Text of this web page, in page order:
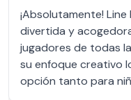
¡Absolutamente!
divertida y
jugadores de todas
su enfoque creativo
opción tanto para